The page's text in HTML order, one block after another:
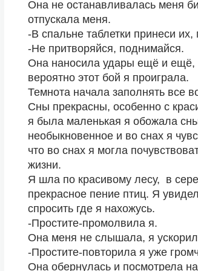
Она не останавливалась меня
отпускала меня.
-В спальне таблетки принеси их,
-Не притворяйся, поднимайся.
Она наносила удары ещё и ещё,
вероятно этот бой я проиграла.
Темнота начала заполнять все
Сны прекрасны, особенно с
я была маленькая я обожала
необыкновенное и во снах я
что во снах я могла
жизни.
Я шла по красивому лесу,  в
прекрасное пение птиц. Я
спросить где я нахожусь.
-Простите-промолвила я.
Она меня не слышала, я
-Простите-повторила я уже
Она обернулась и посмотрела